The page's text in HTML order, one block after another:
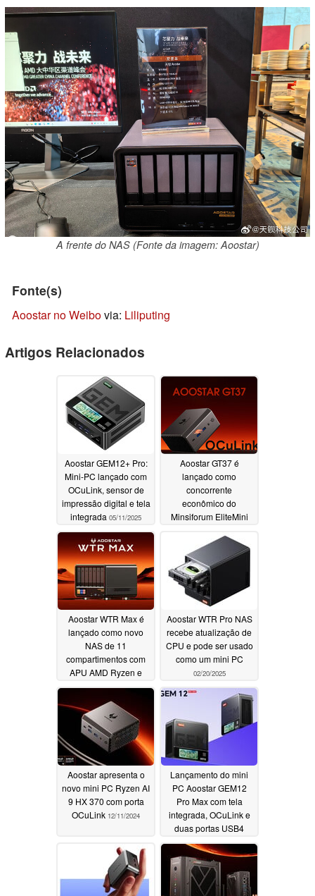
A frente do NAS (Fonte da imagem: Aoostar)
Fonte(s)
Aoostar no Weibovia: Liliputing
Artigos Relacionados
Aoostar GEM12+ Pro:
Mini-PC lançado com
OCuLink, sensor de
impressão digital e tela
integrada 05/11/2025
Aoostar GT37 é
lançado como
concorrente
econômico do
Minsiforum EliteMini
OCuLink04/09/2025
Aoostar WTR Max é
lançado como novo
NAS de 11
compartimentos com
APU AMD Ryzen e
porta OCuLink
04/01/2025
Aoostar WTR Pro NAS
recebe atualização de
CPU e pode ser usado
como um mini PC
02/20/2025
Aoostar apresenta o
novo mini PC Ryzen AI
9 HX 370 com porta
OCuLink 12/11/2024
Lançamento do mini
PC Aoostar GEM12
Pro Max com tela
integrada, OCuLink e
duas portas USB4
11/30/2024